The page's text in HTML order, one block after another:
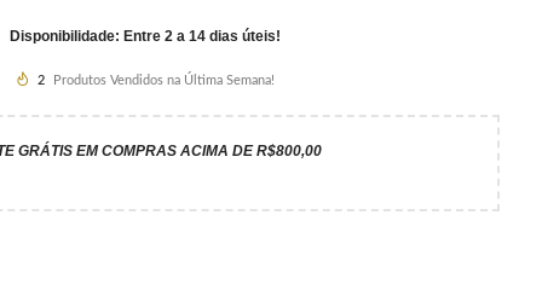
Disponibilidade: Entre 2 a 14 dias úteis!
2 Produtos Vendidos na Última Semana!
GRÁTIS EM COMPRAS ACIMA DE R$800,00